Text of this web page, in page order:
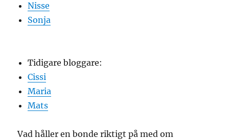
Nisse
Sonja
Tidigare bloggare:
Cissi
Maria
Mats
Vad håller en bonde riktigt på med om